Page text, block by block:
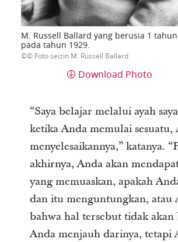
M. Russell Ballard yang berusia 1 tahun
pada tahun 1929.
© Foto seizin M. Russell Ballard
Download Photo
“Saya belajar melalui ayah
ketika Anda memulai sesuatu,
menyelesaikannya,” katanya.
akhirnya, Anda akan
yang memuaskan, apakah
dan itu menguntungkan, atau
bahwa hal tersebut tidak akan
Anda menjauh darinya, tetapi